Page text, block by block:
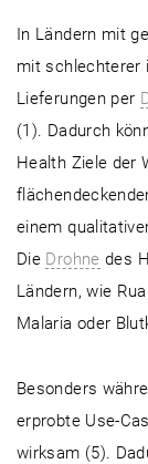
In Ländern mit
mit schlechterer
Lieferungen per
(1). Dadurch
Health Ziele der
einem
Die Drohne des
Ländern, wie
Malaria oder
Besonders
erprobte Use-
wirksam (5).